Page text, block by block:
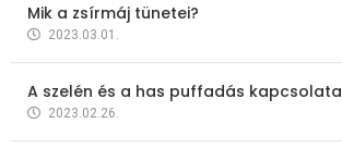
Mik a zsírmáj tünetei?
2023.03.01.
A szelén és a has puffadás kapcsolata
2023.02.26.